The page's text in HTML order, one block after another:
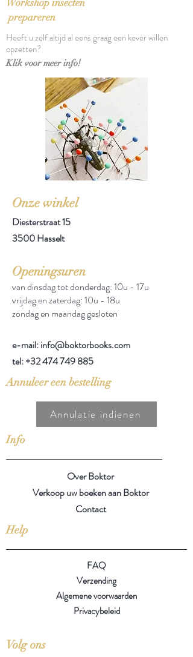
Workshop insecten
prepareren
Heeft u zelf altijd al eens graag een kever willen
opzetten?
Klik voor meer info!
Onze winkel
Diesterstraat 15
3500 Hasselt
Openingsuren
van dinsdag tot donderdag: 10u - 17u
vrijdag en zaterdag: 10u - 18u
zondag en maandag gesloten
e-mail: info@boktorbooks.com
tel:+32 474 749 885
Annuleer een bestelling
Annulatie indienen
Info
Over Boktor
Verkoop uw boeken aan Boktor
Contact
Help
FAQ
Verzending
Algemene voorwaarden
Privacybeleid
Volg ons